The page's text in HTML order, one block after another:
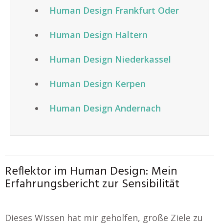
Human Design Frankfurt Oder
Human Design Haltern
Human Design Niederkassel
Human Design Kerpen
Human Design Andernach
Reflektor im Human Design: Mein
Erfahrungsbericht zur Sensibilität
Dieses Wissen hat mir geholfen, große Ziele zu